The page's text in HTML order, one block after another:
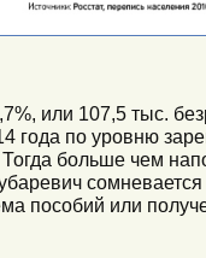
или 107,5 тыс.
года по уровню
больше чем
сомневается
пособий или